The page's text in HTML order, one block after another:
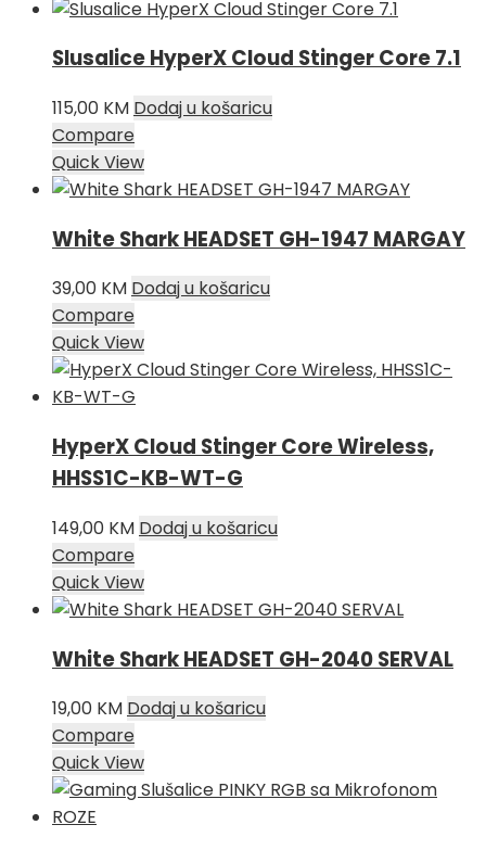
Slusalice HyperX Cloud Stinger Core 7.1
115,00 KM Dodaj u košaricu
Compare
Quick View
White Shark HEADSET GH-1947 MARGAY
39,00 KM Dodaj u košaricu
Compare
Quick View
HyperX Cloud Stinger Core Wireless,
HHSS1C-KB-WT-G
149,00 KM Dodaj u košaricu
Compare
Quick View
White Shark HEADSET GH-2040 SERVAL
19,00 KM Dodaj u košaricu
Compare
Quick View